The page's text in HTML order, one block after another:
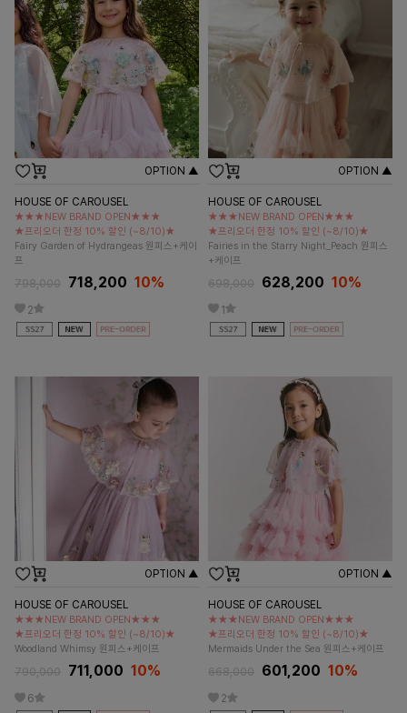
OPTION ▲
HOUSE OF CAROUSEL
★★★NEW BRAND OPEN★★★
★프리오더 한정 10% 할인 (~8/10)★
Fairy Garden of Hydrangeas 원피스+케이
프
798,000 718,200 10%
2
OPTION ▲
HOUSE OF CAROUSEL
★★★NEW BRAND OPEN★★★
★프리오더 한정 10% 할인 (~8/10)★
Fairies in the Starry Night_Peach 원피스
+케이프
698,000 628,200 10%
1
OPTION ▲
HOUSE OF CAROUSEL
★★★NEW BRAND OPEN★★★
★프리오더 한정 10% 할인 (~8/10)★
Woodland Whimsy 원피스+케이프
790,000 711,000 10%
6
OPTION ▲
HOUSE OF CAROUSEL
★★★NEW BRAND OPEN★★★
★프리오더 한정 10% 할인 (~8/10)★
Mermaids Under the Sea 원피스+케이프
668,000 601,200 10%
2